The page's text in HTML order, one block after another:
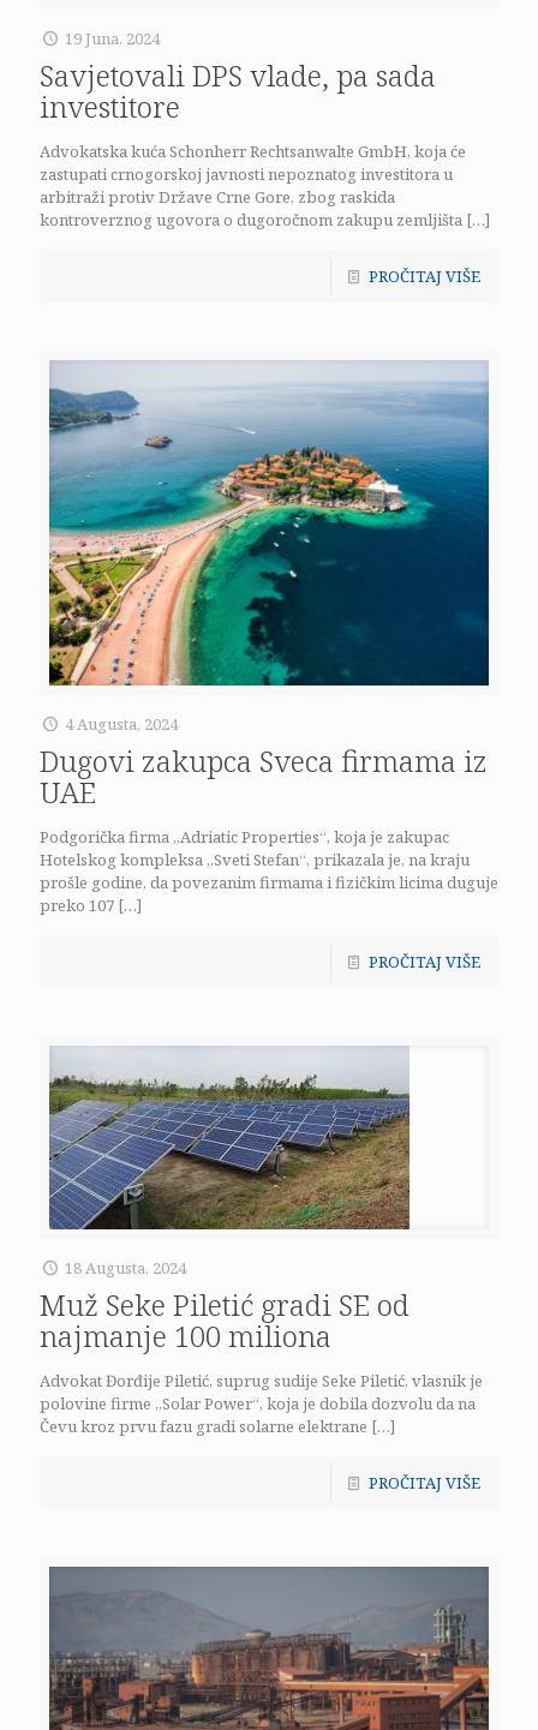
19 Juna, 2024
Savjetovali DPS vlade, pa sada
investitore
Advokatska kuća Schonherr Rechtsanwalte GmbH, koja će
zastupati crnogorskoj javnosti nepoznatog investitora u
arbitraži protiv Države Crne Gore, zbog raskida
kontroverznog ugovora o dugoročnom zakupu zemljišta […]
PROČITAJ VIŠE
4 Augusta, 2024
Dugovi zakupca Sveca firmama iz
UAE
Podgorička firma „Adriatic Properties“, koja je zakupac
Hotelskog kompleksa „Sveti Stefan“, prikazala je, na kraju
prošle godine, da povezanim firmama i fizičkim licima duguje
preko 107 […]
PROČITAJ VIŠE
18 Augusta, 2024
Muž Seke Piletić gradi SE od
najmanje 100 miliona
Advokat Đorđije Piletić, suprug sudije Seke Piletić, vlasnik je
polovine firme „Solar Power“, koja je dobila dozvolu da na
Čevu kroz prvu fazu gradi solarne elektrane […]
PROČITAJ VIŠE